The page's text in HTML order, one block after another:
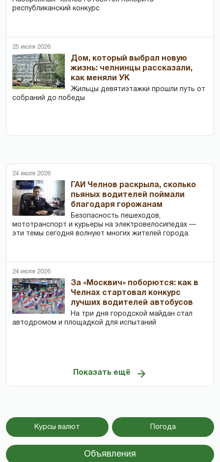
республиканский конкурс
25 июля 2026
Дом, который выбрал новую
жизнь: челнинцы рассказали,
как меняли УК
Жильцы девятиэтажки прошли путь от
собраний до победы
24 июля 2026
ГАИ Челнов раскрыла, сколько
пьяных водителей поймали
благодаря горожанам
Безопасность пешеходов,
мототранспорт и курьеры на электровелосипедах —
эти темы сегодня волнуют многих жителей города.
24 июля 2026
За «Москвич» поборются: как в
Челнах стартовал конкурс
лучших водителей автобусов
На три дня городской майдан стал
автодромом и площадкой для испытаний
Показать ещё
Курсы валют Погода
Объявления